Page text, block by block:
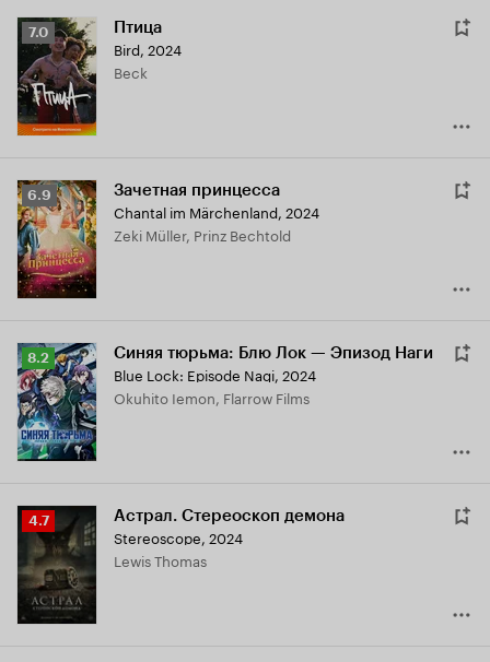
Рейтинг
Кинопоиска
7.0
7.0 Птица
Bird, 2024
Beck
Рейтинг
Кинопоиска
6.9
6.9 Зачетная принцесса
Chantal im Märchenland, 2024
Zeki Müller, Prinz Bechtold
Рейтинг
Кинопоиска
8.2
8.2 Синяя тюрьма: Блю Лок — Эпизод Наги
Blue Lock: Episode Nagi, 2024
Okuhito Iemon, Flarrow Films
Рейтинг
Кинопоиска
4.7
4.7 Астрал. Стереоскоп демона
Stereoscope, 2024
Lewis Thomas